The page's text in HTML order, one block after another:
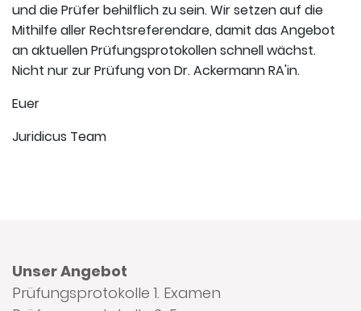
und die Prüfer behilflich zu sein. Wir setzen auf die
Mithilfe aller Rechtsreferendare, damit das Angebot
an aktuellen Prüfungsprotokollen schnell wächst.
Nicht nur zur Prüfung von Dr. Ackermann RA'in.
Euer
Juridicus Team
Unser Angebot
Prüfungsprotokolle 1. Examen